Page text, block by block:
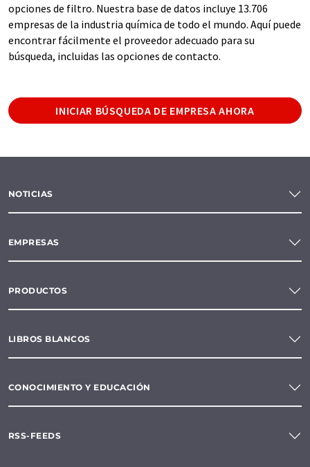
opciones de filtro. Nuestra base de datos incluye 13.706
empresas de la industria química de todo el mundo. Aquí puede
encontrar fácilmente el proveedor adecuado para su
búsqueda, incluidas las opciones de contacto.
INICIAR BÚSQUEDA DE EMPRESA AHORA
NOTICIAS
EMPRESAS
PRODUCTOS
LIBROS BLANCOS
CONOCIMIENTO Y EDUCACIÓN
RSS-FEEDS